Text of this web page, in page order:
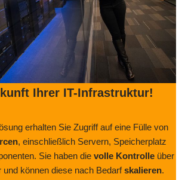
Ihrer IT-Infrastruktur!
erhalten Sie Zugriff auf eine Fülle von
, einschließlich Servern, Speicherplatz
Sie haben die volle Kontrolle über
und können diese nach Bedarfskalieren.